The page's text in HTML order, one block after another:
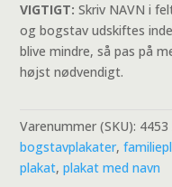
VIGTIGT:Skriv NAVN i
og bogstav udskiftes
blive mindre, så pas på
højst nødvendigt.
Varenummer (SKU): 4453
bogstavplakater,
plakat,plakat med navn